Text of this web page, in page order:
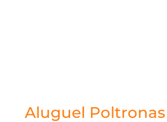
Aluguel